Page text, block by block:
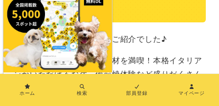
まとめ
以上、岡山モデルコースのご紹介でした♪
牡蠣やいちごなどの旬の食材を満喫！本格イタリア
ンがいただけるお宿、備前焼体験など盛りだくさん
のプランでしたね！
ホーム 検索 部員登録 マイページ